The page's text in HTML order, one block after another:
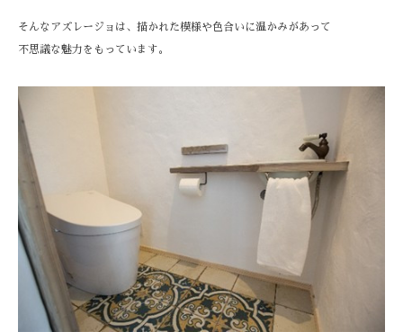
そんなアズレージョは、描かれた模様や色合いに温かみがあって
不思議な魅力をもっています。